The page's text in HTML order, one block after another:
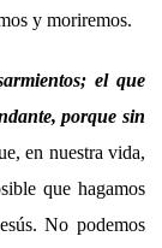
y moriremos.
el que
porque sin
en nuestra vida,
que hagamos
No podemos